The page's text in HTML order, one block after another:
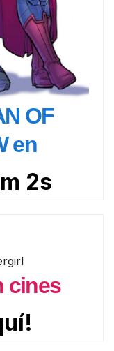
OF
en
0s
cines